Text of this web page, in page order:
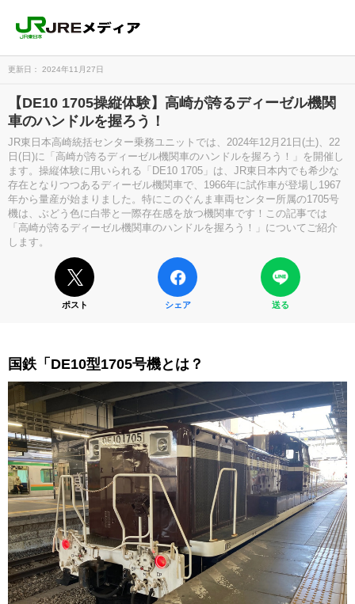
更新日： 2024年11月27日
【DE10 1705操縦体験】高崎が誇るディーゼル機関
車のハンドルを握ろう！
JR東日本高崎統括センター乗務ユニットでは、2024年12月21日(土)、22
日(日)に「高崎が誇るディーゼル機関車のハンドルを握ろう！」を開催し
ます。操縦体験に用いられる「DE10 1705」は、JR東日本内でも希少な
存在となりつつあるディーゼル機関車で、1966年に試作車が登場し1967
年から量産が始まりました。特にこのぐんま車両センター所属の1705号
機は、ぶどう色に白帯と一際存在感を放つ機関車です！この記事では
「高崎が誇るディーゼル機関車のハンドルを握ろう！」についてご紹介
します。
ポスト シェア 送る
国鉄「DE10型1705号機とは？